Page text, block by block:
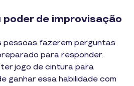
poder de improvisação
pessoas fazerem perguntas
para responder.
jogo de cintura para
ganhar essa habilidade com